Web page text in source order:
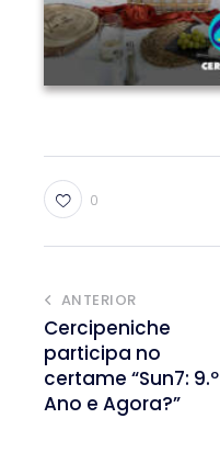
0
ANTERIOR
Cercipeniche
participa no
certame “Sun7: 9.º
Ano e Agora?”